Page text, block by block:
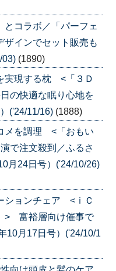
とコラボ／「パーフェ
ザインでセット販売も
03) (1890)
実現する枕 <「３Ｄ
の快適な眠り心地を
('24/11/16) (1888)
メを調理 <「おもい
で注文殺到／ふるさ
月24日号）('24/10/26)
ションチェア <ｉＣ
> 富裕層向け催事で
10月17日号）('24/10/1